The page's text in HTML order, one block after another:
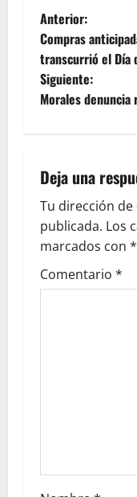
Anterior:
Compras
transcurrió el Día
Siguiente:
Morales denuncia
Deja una
Tu dirección
publicada. Los
marcados con *
Comentario *